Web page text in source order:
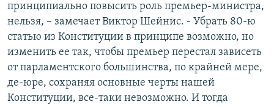
принципиально повысить роль премьер-министра,
нельзя, – замечает Виктор Шейнис. - Убрать 80-ю
статью из Конституции в принципе возможно, но
изменить ее так, чтобы премьер перестал зависеть
от парламентского большинства, по крайней мере,
де-юре, сохраняя основные черты нашей
Конституции, все-таки невозможно. И тогда